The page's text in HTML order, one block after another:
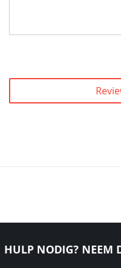
HULP NODIG? NEEM